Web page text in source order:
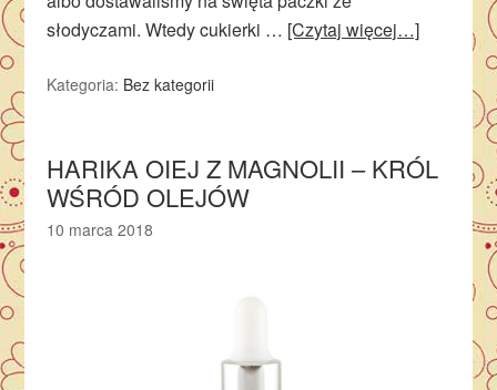
słodyczami. Wtedy cukierki … [Czytaj więcej…]
Kategoria: Bez kategorii
HARIKA OIEJ Z MAGNOLII – KRÓL
WŚRÓD OLEJÓW
10 marca 2018